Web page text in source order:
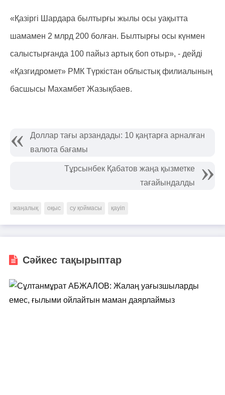
«Қазіргі Шардара былтырғы жылы осы уақытта
шамамен 2 млрд 200 болған. Былтырғы осы күнмен
салыстырғанда 100 пайыз артық боп отыр», - дейді
«Қазгидромет» РМК Түркістан облыстық филиалының
басшысы Махамбет Жазықбаев.
Доллар тағы арзандады: 10 қаңтарға арналған
валюта бағамы
Тұрсынбек Қабатов жаңа қызметке
тағайындалды
жаңалық оқыс су қоймасы қауіп
Сәйкес тақырыптар